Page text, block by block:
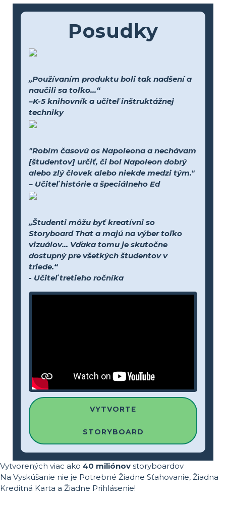
Posudky
„Používaním produktu boli tak nadšení a
naučili sa toľko...“
–K-5 knihovník a učiteľ inštruktážnej
techniky
"Robím časovú os Napoleona a nechávam
[študentov] určiť, či bol Napoleon dobrý
alebo zlý človek alebo niekde medzi tým."
– Učiteľ histórie a špeciálneho Ed
„Študenti môžu byť kreatívni so
Storyboard That a majú na výber toľko
vizuálov... Vďaka tomu je skutočne
dostupný pre všetkých študentov v
triede.“
- Učiteľ tretieho ročníka
VYTVORTE
STORYBOARD
Vytvorených viac ako 40 miliónov storyboardov
Na Vyskúšanie nie je Potrebné Žiadne Sťahovanie, Žiadna
Kreditná Karta a Žiadne Prihlásenie!